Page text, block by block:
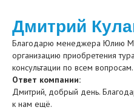
Дмитрий
Благодарю менеджера Юлию
организацию приобретения
консультации по всем
Ответ компании:
Дмитрий, добрый день.
к нам ещё.